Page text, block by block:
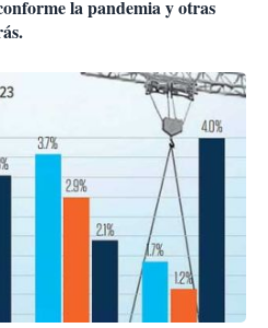
la pandemia y otras